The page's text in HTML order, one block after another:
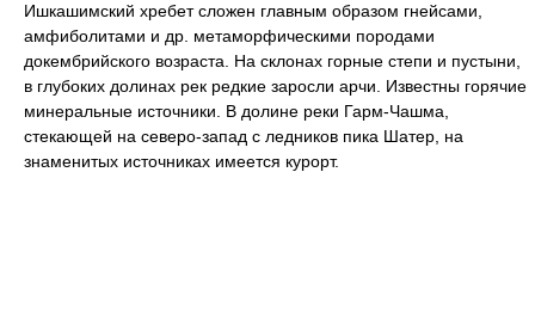
Ишкашимский хребет сложен главным образом гнейсами,
амфиболитами и др. метаморфическими породами
докембрийского возраста. На склонах горные степи и пустыни,
в глубоких долинах рек редкие заросли арчи. Известны горячие
минеральные источники. В долине реки Гарм-Чашма,
стекающей на северо-запад с ледников пика Шатер, на
знаменитых источниках имеется курорт.